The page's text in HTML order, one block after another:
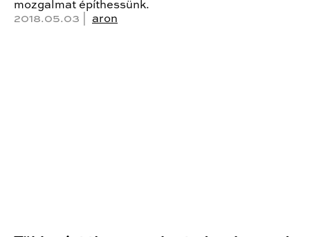
mozgalmat építhessünk.
2018.05.03 | aron